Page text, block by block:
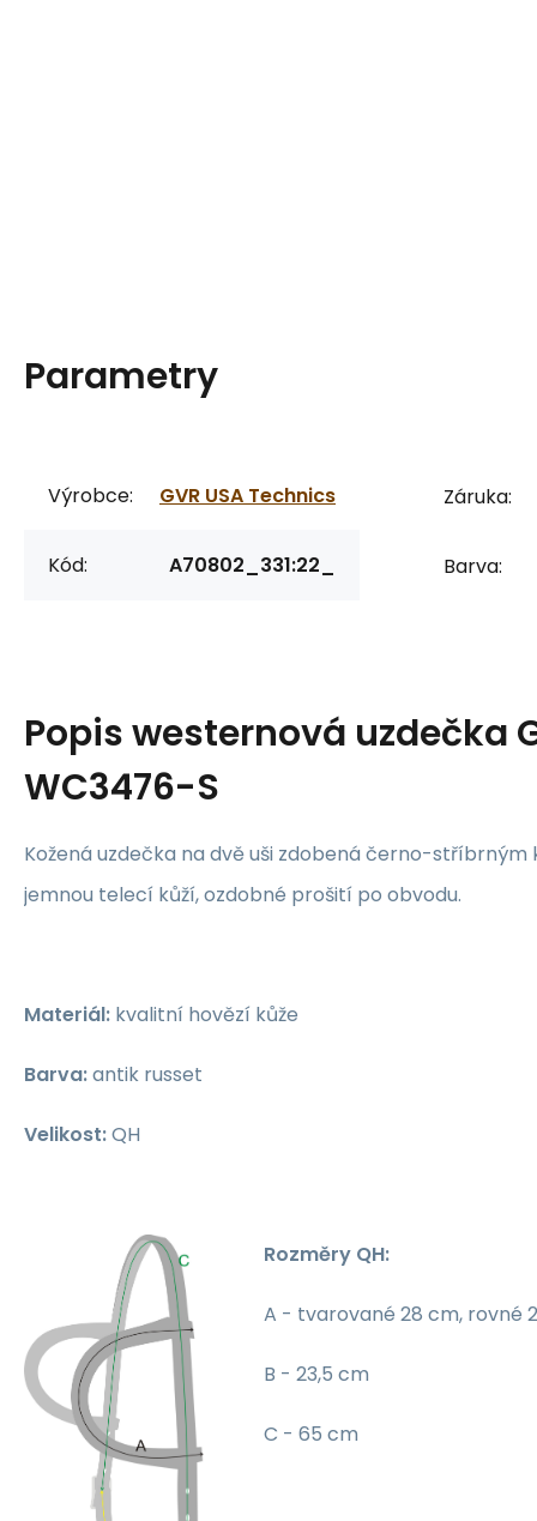
Parametry
Výrobce: GVR USA Technics
Kód: A70802_331:22_
Záruka:
Barva:
Popiswesternová uzdečka
WC3476-S
Kožená uzdečka na dvě uši zdobená černo-stříbrným
jemnou telecí kůží, ozdobné prošití po obvodu.
Materiál: kvalitní hovězí kůže
Barva:antik russet
Velikost:QH
Rozměry QH:
A - tvarované 28 cm, rovné
B - 23,5 cm
C - 65 cm